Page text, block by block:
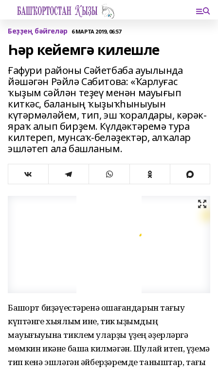
Беҙҙең бәйгеләр 6 МАРТА 2019, 06:57
Һәр кейемгә килешле
Ғафури районы Сәйетбаба ауылында
йәшәгән Рәйлә Сабитова: «Ҡарлуғас
ҡыҙым сәйлән теҙеү менән мауығып
киткәс, баланың ҡыҙыҡ­һыныуын
күтәрмәләйем, тип, эш ҡоралдары, кәрәк-
яраҡ алып бирҙем. Күлдәктәремә тура
кил­тереп, мунсаҡ-беләҙектәр, алҡалар
эшләтеп ала башланым.
Башҡорт биҙәүестәренә оҡшағандарын тағыу
күптәнге хыялым ине, тик ҡыҙымдың
мауығыуына тиклем уларҙы үҙең әҙерләргә
мөмкин икәне башҡа килмәгән. Шулай итеп, үҙемә
тип кенә эшләгән әйбер­ҙәремде таныштар, тағы